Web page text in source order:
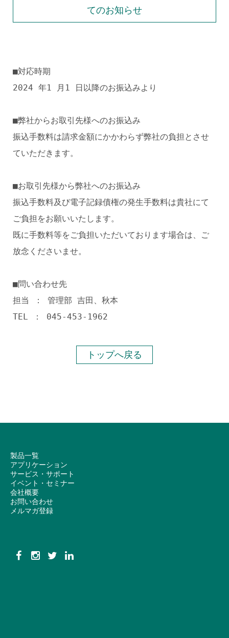
てのお知らせ
■対応時期
2024 年1 月1 日以降のお振込みより
■弊社からお取引先様へのお振込み
振込手数料は請求金額にかかわらず弊社の負担とさせ
ていただきます。
■お取引先様から弊社へのお振込み
振込手数料及び電子記録債権の発生手数料は貴社にて
ご負担をお願いいたします。
既に手数料等をご負担いただいております場合は、ご
放念くださいませ。
■問い合わせ先
担当 ： 管理部 吉田、秋本
TEL ： 045-453-1962
トップへ戻る
製品一覧
アプリケーション
サービス・サポート
イベント・セミナー
会社概要
お問い合わせ
メルマガ登録